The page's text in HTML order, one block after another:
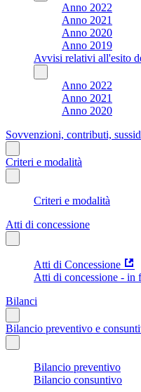
Anno 2022
Anno 2021
Anno 2020
Anno 2019
Avvisi relativi all'esito
Anno 2022
Anno 2021
Anno 2020
Sovvenzioni, contributi,
Criteri e modalità
Criteri e modalità
Atti di concessione
Atti di Concessione
Atti di concessione - in
Bilanci
Bilancio preventivo e
Bilancio preventivo
Bilancio consuntivo